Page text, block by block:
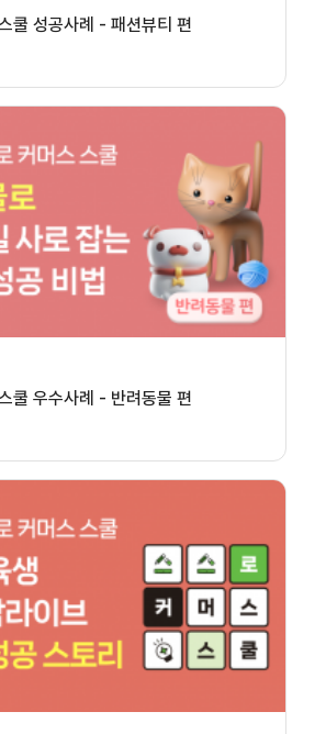
쿨 성공사례 - 패션뷰티 편
쿨 우수사례 - 반려동물 편